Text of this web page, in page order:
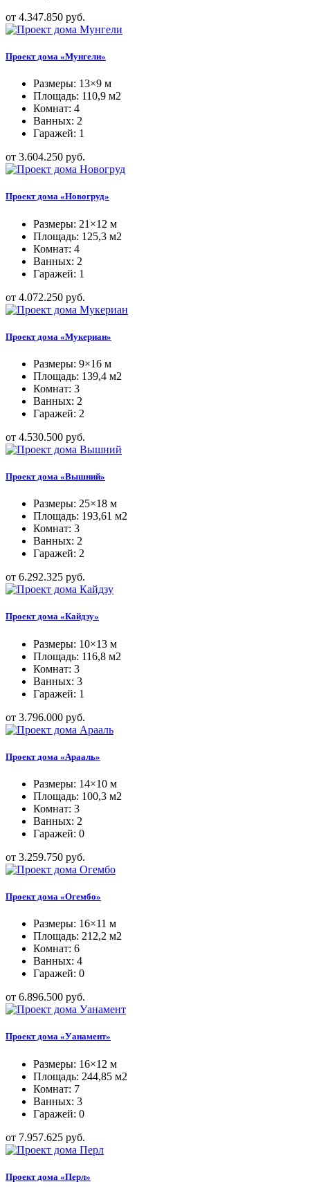
от 4.347.850 руб.
Проект дома «Мунгели»
Размеры: 13×9 м
Площадь: 110,9 м2
Комнат: 4
Ванных: 2
Гаражей: 1
от 3.604.250 руб.
Проект дома «Новогруд»
Размеры: 21×12 м
Площадь: 125,3 м2
Комнат: 4
Ванных: 2
Гаражей: 1
от 4.072.250 руб.
Проект дома «Мукериан»
Размеры: 9×16 м
Площадь: 139,4 м2
Комнат: 3
Ванных: 2
Гаражей: 2
от 4.530.500 руб.
Проект дома «Вышний»
Размеры: 25×18 м
Площадь: 193,61 м2
Комнат: 3
Ванных: 2
Гаражей: 2
от 6.292.325 руб.
Проект дома «Кайдзу»
Размеры: 10×13 м
Площадь: 116,8 м2
Комнат: 3
Ванных: 3
Гаражей: 1
от 3.796.000 руб.
Проект дома «Арааль»
Размеры: 14×10 м
Площадь: 100,3 м2
Комнат: 3
Ванных: 2
Гаражей: 0
от 3.259.750 руб.
Проект дома «Огембо»
Размеры: 16×11 м
Площадь: 212,2 м2
Комнат: 6
Ванных: 4
Гаражей: 0
от 6.896.500 руб.
Проект дома «Уанамент»
Размеры: 16×12 м
Площадь: 244,85 м2
Комнат: 7
Ванных: 3
Гаражей: 0
от 7.957.625 руб.
Проект дома «Перл»